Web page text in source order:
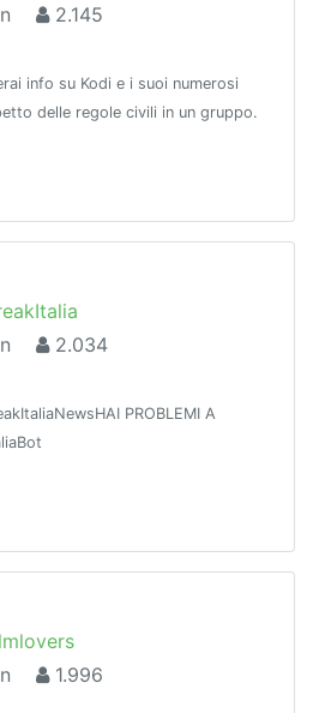
2.145
info su Kodi e i suoi numerosi
delle regole civili in un gruppo.
2.034
PROBLEMI A
1.996